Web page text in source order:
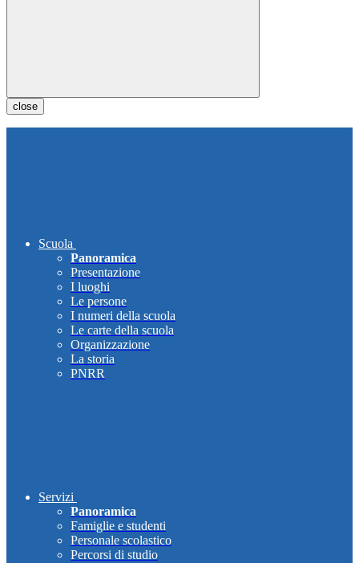
close
Scuola
Panoramica
Presentazione
I luoghi
Le persone
I numeri della scuola
Le carte della scuola
Organizzazione
La storia
PNRR
Servizi
Panoramica
Famiglie e studenti
Personale scolastico
Percorsi di studio